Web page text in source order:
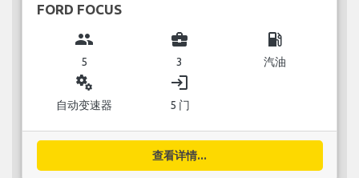
FORD FOCUS
group
5
business_center
3
local_gas_station
汽油
miscellaneous_services
自动变速器
login
5 门
查看详情...